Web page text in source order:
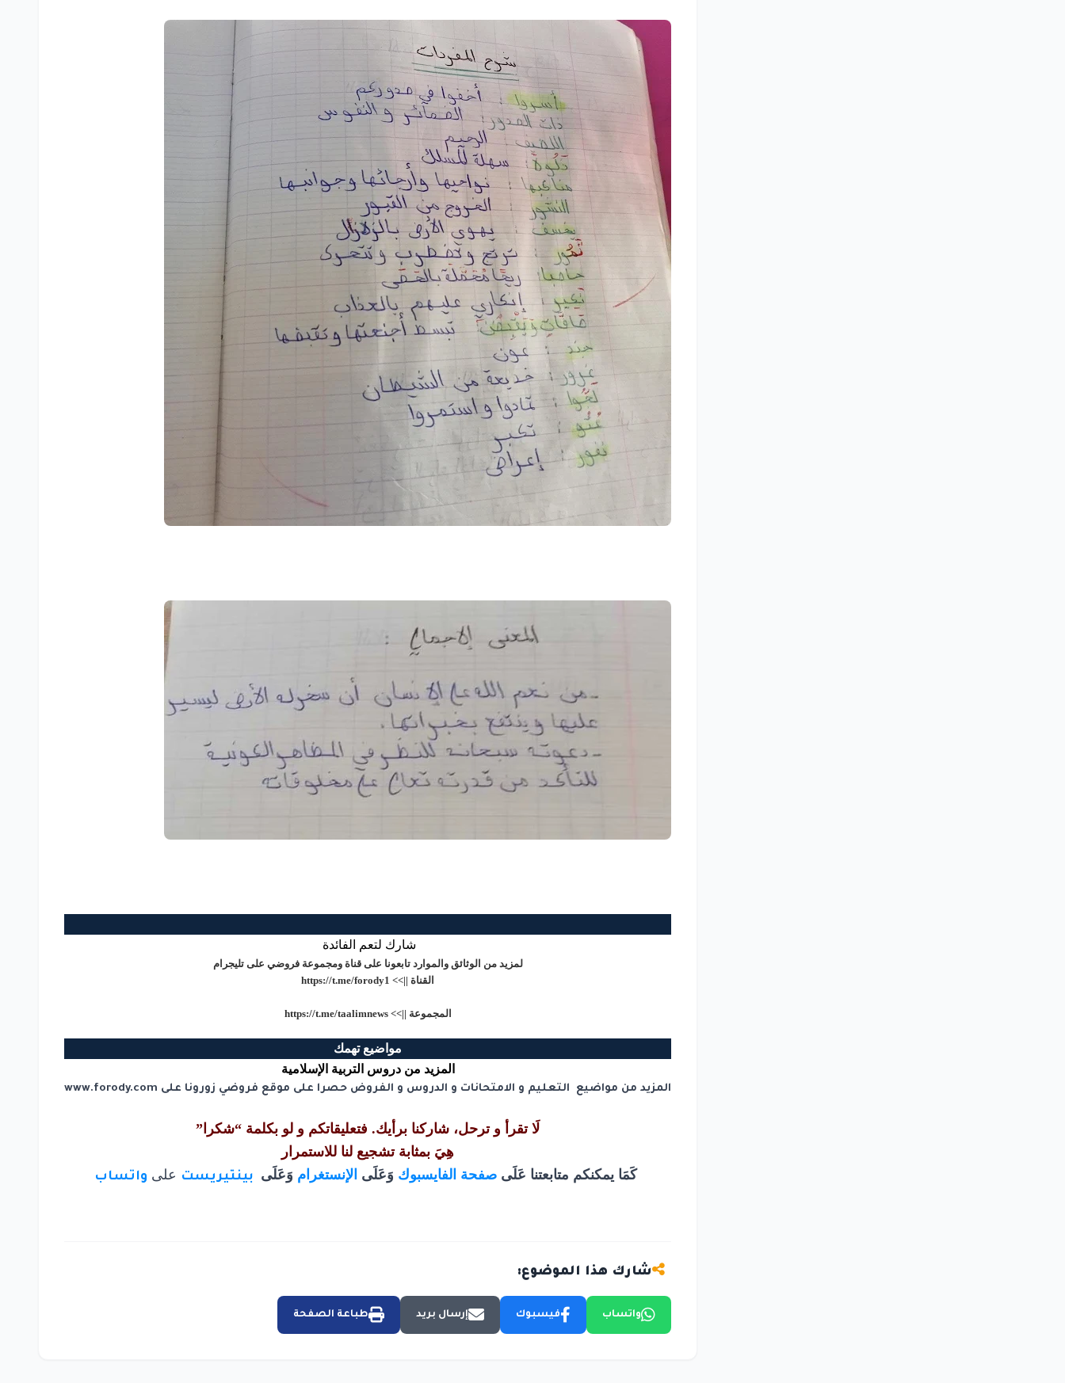
شارك لتعم الفائدة
لمزيد من الوثائق والموارد تابعونا على قناة ومجموعة فروضي على تليجرام
القناة ||>> https://t.me/forody1
المجموعة ||>>https://t.me/taalimnews
مواضيع تهمك
المزيد من دروس التربية الإسلامية
المزيد من مواضيع التعليم و الامتحانات و الدروس و الفروض حصرا على موقع فروضي زورونا على www.forody.com
لَا تقرأ و ترحل، شاركنا برأيك. فتعليقاتكم و لو بكلمة “شكرا”
هِيَ بمثابة تشجيع لنا للاستمرار
كَمَا يمكنكم متابعتنا عَلَى صفحة الفايسبوك وَعَلَى الإنستغرام وَعَلَى بينتيريست على واتساب
شارك هذا الموضوع:
واتساب فيسبوك إرسال بريد طباعة الصفحة